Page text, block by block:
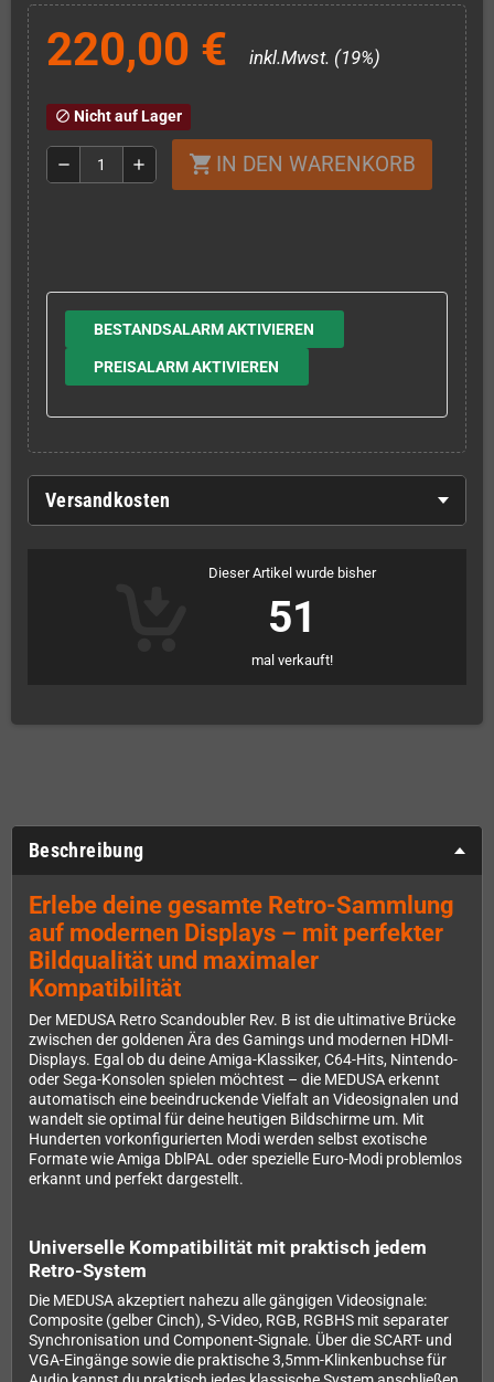
220,00 € inkl.Mwst. (19%)
block Nicht auf Lager
remove add shopping_cart IN DEN WARENKORB
BESTANDSALARM AKTIVIEREN
PREISALARM AKTIVIEREN
Versandkosten
Dieser Artikel wurde bisher
51
mal verkauft!
Beschreibung
Erlebe deine gesamte Retro-Sammlung
auf modernen Displays – mit perfekter
Bildqualität und maximaler
Kompatibilität
Der MEDUSA Retro Scandoubler Rev. B ist die ultimative Brücke
zwischen der goldenen Ära des Gamings und modernen HDMI-
Displays. Egal ob du deine Amiga-Klassiker, C64-Hits, Nintendo-
oder Sega-Konsolen spielen möchtest – die MEDUSA erkennt
automatisch eine beeindruckende Vielfalt an Videosignalen und
wandelt sie optimal für deine heutigen Bildschirme um. Mit
Hunderten vorkonfigurierten Modi werden selbst exotische
Formate wie Amiga DblPAL oder spezielle Euro-Modi problemlos
erkannt und perfekt dargestellt.
Universelle Kompatibilität mit praktisch jedem
Retro-System
Die MEDUSA akzeptiert nahezu alle gängigen Videosignale:
Composite (gelber Cinch), S-Video, RGB, RGBHS mit separater
Synchronisation und Component-Signale. Über die SCART- und
VGA-Eingänge sowie die praktische 3,5mm-Klinkenbuchse für